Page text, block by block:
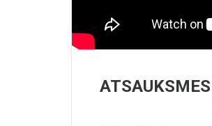
ATSAUKSMES